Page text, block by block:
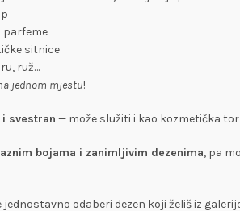
parfeme
sitnice
ruž…
jednom mjestu!
svestran — može služiti i kao kozmetička
bojama i zanimljivim dezenima, pa
odaberi dezen koji želiš iz